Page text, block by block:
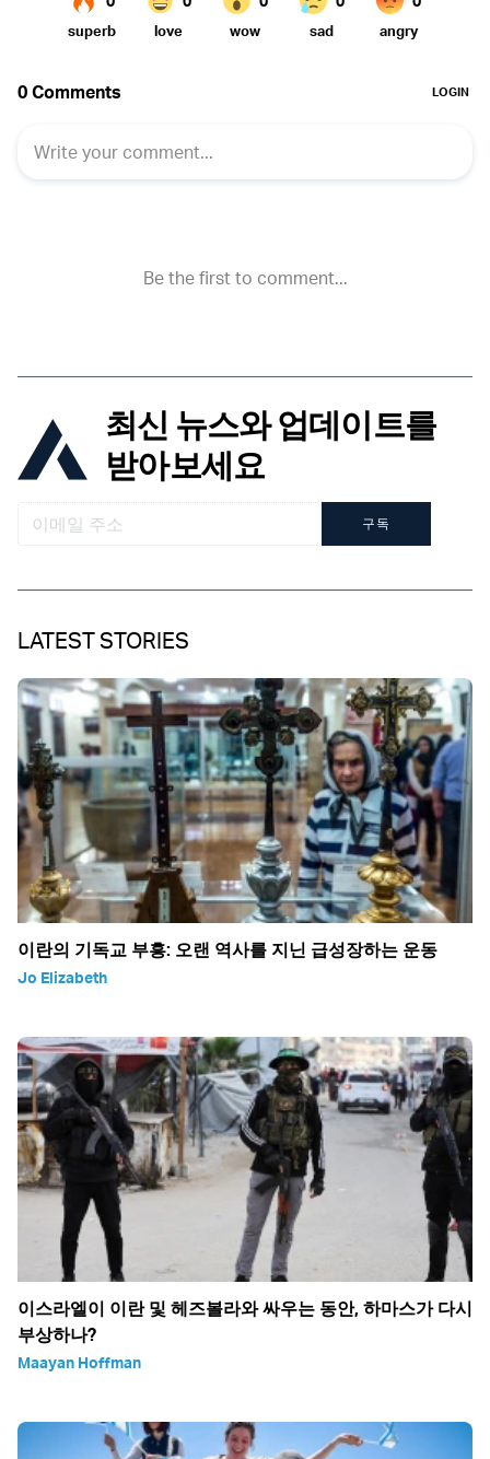
최신 뉴스와 업데이트를
받아보세요
구독
LATEST STORIES
이란의 기독교 부흥: 오랜 역사를 지닌 급성장하는 운동
Jo Elizabeth
이스라엘이 이란 및 헤즈볼라와 싸우는 동안, 하마스가 다시
부상하나?
Maayan Hoffman